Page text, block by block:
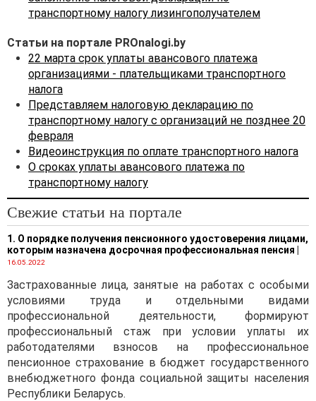
лизингополучатель.
транспортным налогом
признаются транспортные
средства,
физическими лицами или
организациями в
автомобильной инспекции
Министерства внутренних
НК).
Пунктом 12Положения о
порядке государственной
регистрации и
транспортных средств,
снятия их с учета и
внесения изменений в
документы, связанные с
государственной
регистрацией
транспортных средств,
транспортному налогу лизингополучателем
Статьи на портале PROnalogi.by
22 марта срок уплаты авансового платежа
организациями - плательщиками транспортного
налога
Представляем налоговую декларацию по
транспортному налогу с организаций не позднее 20
февраля
Видеоинструкция по оплате транспортного налога
О сроках уплаты авансового платежа по
транспортному налогу
Свежие статьи на портале
1. О порядке получения пенсионного удостоверения лицами,
которым назначена досрочная профессиональная пенсия
16.05.2022
Застрахованные лица, занятые на работах с особыми
условиями труда и отдельными видами
профессиональной деятельности, формируют
профессиональный стаж при условии уплаты их
работодателями взносов на профессиональное
пенсионное страхование в бюджет государственного
внебюджетного фонда социальной защиты населения
Республики Беларусь.